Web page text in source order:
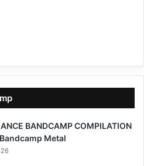
BANDCAMP COMPILATION
Metal